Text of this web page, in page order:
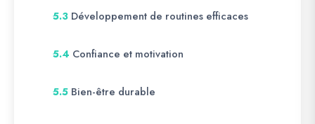
5.3 Développement de routines efficaces
5.4 Confiance et motivation
5.5 Bien-être durable